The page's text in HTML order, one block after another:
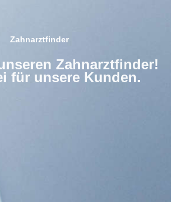
Zahnarztfinder
Zahnarztfinder!
für unsere Kunden.